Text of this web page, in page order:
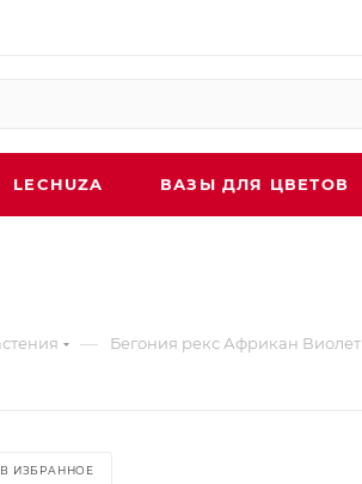
LECHUZA ВАЗЫ ДЛЯ ЦВЕТОВ
— Бегония рекс Африкан Виолет
В ИЗБРАННОЕ